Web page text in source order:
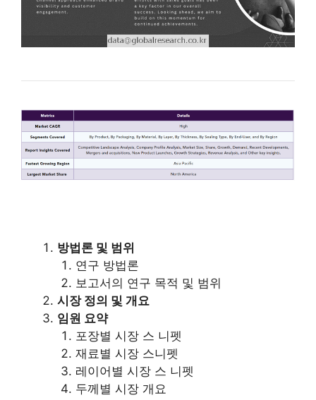
방법론 및 범위
연구 방법론
보고서의 연구 목적 및 범위
시장 정의 및 개요
임원 요약
포장별 시장 스 니펫
재료별 시장 스니펫
레이어별 시장 스 니펫
두께별 시장 개요